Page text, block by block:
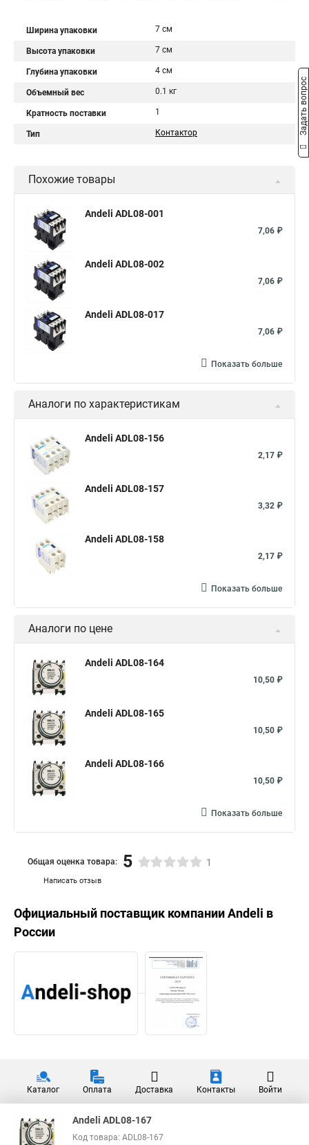
Ширина упаковки 7 см
Высота упаковки 7 см
Глубина упаковки 4 см
Объемный вес 0.1 кг
Кратность поставки 1
Тип Контактор
Похожие товары
Andeli ADL08-001
7,06 ₽
Andeli ADL08-002
7,06 ₽
Andeli ADL08-017
7,06 ₽
Показать больше
Аналоги по характеристикам
Andeli ADL08-156
2,17 ₽
Andeli ADL08-157
3,32 ₽
Andeli ADL08-158
2,17 ₽
Показать больше
Аналоги по цене
Andeli ADL08-164
10,50 ₽
Andeli ADL08-165
10,50 ₽
Andeli ADL08-166
10,50 ₽
Показать больше
Написать отзыв
Общая оценка товара: 5 1
Официальный поставщик компанииAndeli в
России
Каталог Оплата Доставка Контакты Войти
Andeli ADL08-167
Код товара: ADL08-167
Задать вопрос